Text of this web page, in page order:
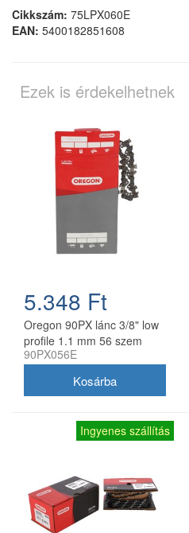
Cikkszám: 75LPX060E
EAN: 5400182851608
Ezek is érdekelhetnek
5.348 Ft
Oregon 90PX lánc 3/8" low
profile 1.1 mm 56 szem
90PX056E
Ingyenes szállítás